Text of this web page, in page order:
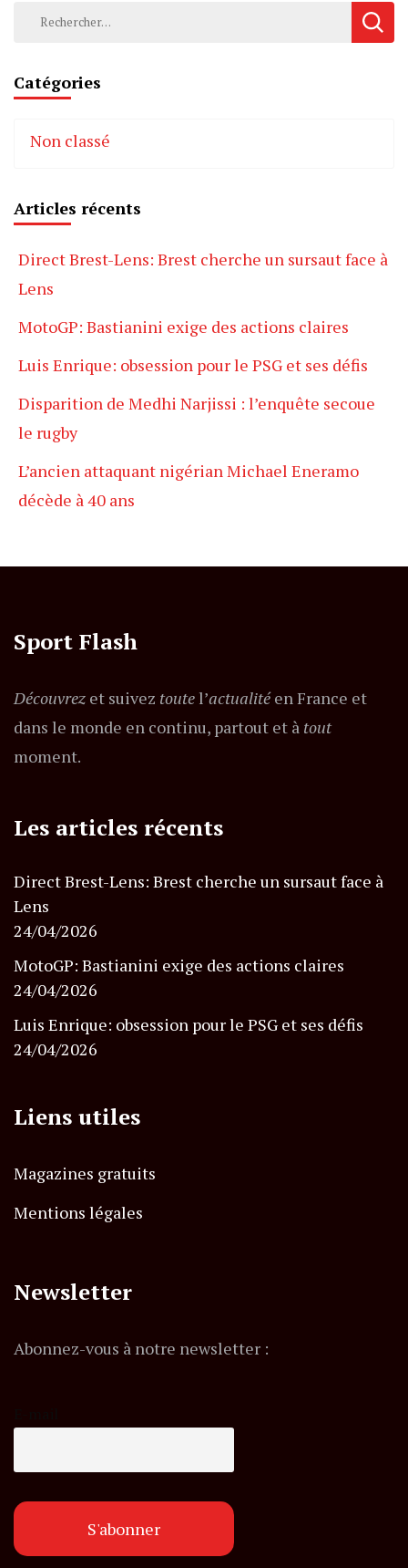
Rechercher :
Catégories
Non classé
Articles récents
Direct Brest-Lens: Brest cherche un sursaut face à
Lens
MotoGP: Bastianini exige des actions claires
Luis Enrique: obsession pour le PSG et ses défis
Disparition de Medhi Narjissi : l’enquête secoue
le rugby
L’ancien attaquant nigérian Michael Eneramo
décède à 40 ans
Sport Flash
Découvrez et suivez toutel’actualitéen France et
dans le monde en continu, partout et à tout
moment.
Les articles récents
Direct Brest-Lens: Brest cherche un sursaut face à
Lens
24/04/2026
MotoGP: Bastianini exige des actions claires
24/04/2026
Luis Enrique: obsession pour le PSG et ses défis
24/04/2026
Liens utiles
Magazines gratuits
Mentions légales
Newsletter
Abonnez-vous à notre newsletter :